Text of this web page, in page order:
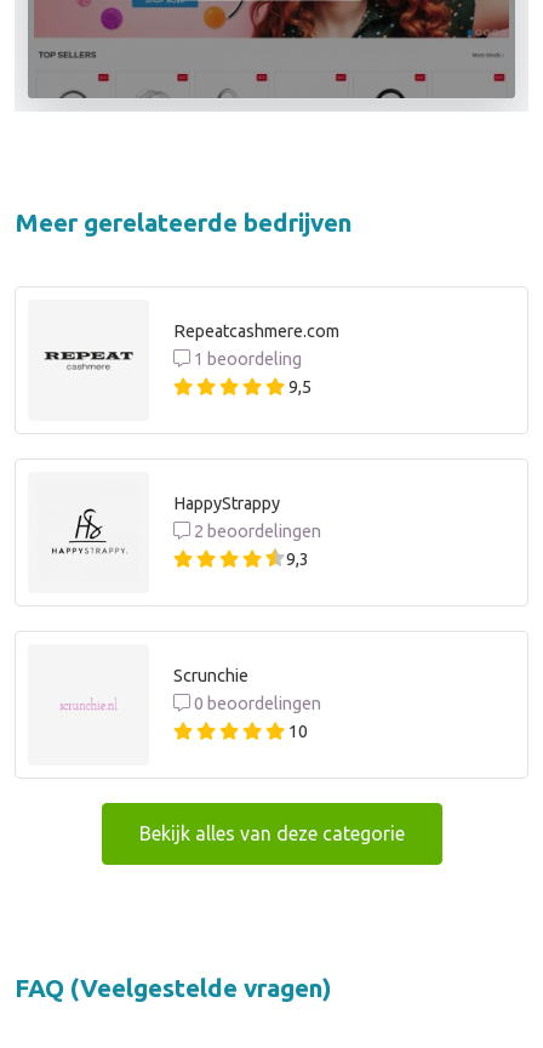
Meer gerelateerde bedrijven
Repeatcashmere.com
1 beoordeling
9,5
HappyStrappy
2 beoordelingen
9,3
Scrunchie
0 beoordelingen
10
Bekijk alles van deze categorie
FAQ (Veelgestelde vragen)